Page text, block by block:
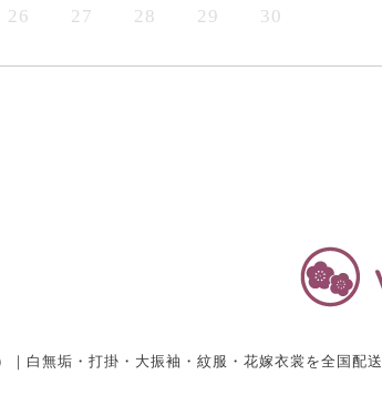
26 27 28 29 30
｜白無垢・打掛・大振袖・紋服・花嫁衣裳を全国配送